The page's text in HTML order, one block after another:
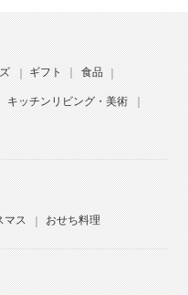
ギフト 食品
キッチンリビング・美術
マス おせち料理